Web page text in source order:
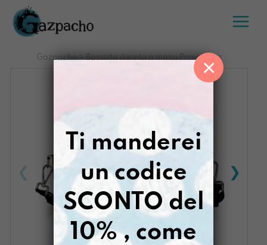
Salta
contenuto
Gazpacho> Bassotta dipinta a mano PrimaVega
Ti manderei
un codice
SCONTO del
10% , come
×